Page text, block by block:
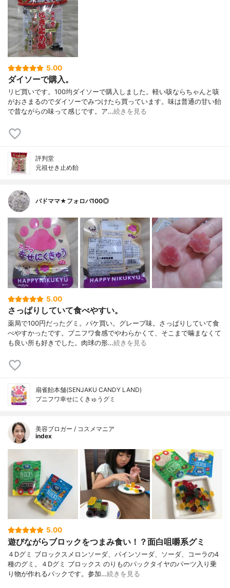
5.00
ダイソーで購入。
リピ買いです。100均ダイソーで購入しました。軽い咳ならちゃんと咳
がおさまるのでダイソーでみつけたら買っています。味は普通の甘い飴
で昔ながらの味って感じです。ア…続きを見る
評判堂
元祖せき止め飴
バドママ★フォロバ100◎
5.00
さっぱりしていて食べやすい。
薬局で100円だったグミ。パケ買い。グレープ味。さっぱりしていて食
べやすかったです。プニフワ食感でやわらかくて、そこまで噛まなくて
も良い所も好きでした。肉球の形…続きを見る
扇雀飴本舗(SENJAKU CANDY LAND)
プニフワ幸せにくきゅうグミ
美容ブロガー / コスメマニア
index
5.00
遊びながらブロックをつまみ食い！？面白咀嚼系グミ
４Dグミ ブロックスメロンソーダ、パインソーダ、ソーダ、コーラの4
種のグミ。４Dグミ ブロックス のりものパックタイヤのパーツ入り乗
り物が作れるパックです。参加…続きを見る